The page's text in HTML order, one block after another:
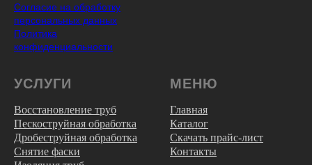
Согласие на обработку
персональных данных
Политика
конфиденциальности
УСЛУГИ
Восстановление труб
Пескоструйная обработка
Дробеструйная обработка
Снятие фаски
МЕНЮ
Главная
Каталог
Скачать прайс-лист
Контакты